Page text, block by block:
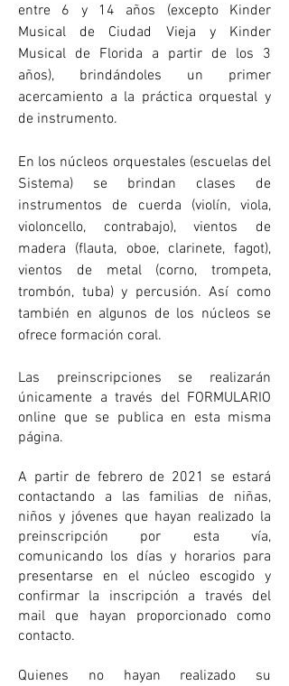
entre 6 y 14 años (excepto Kinder
Musical de Ciudad Vieja y Kinder
Musical de Florida a partir de los 3
años), brindándoles un primer
acercamiento a la práctica orquestal y
de instrumento.
En los núcleos orquestales (escuelas del
Sistema) se brindan clases de
instrumentos de cuerda (violín, viola,
violoncello, contrabajo), vientos de
madera (flauta, oboe, clarinete, fagot),
vientos de metal (corno, trompeta,
trombón, tuba) y percusión. Así como
también en algunos de los núcleos se
ofrece formación coral.
Las preinscripciones se realizarán
únicamente a través del FORMULARIO
online que se publica en esta misma
página.
A partir de febrero de 2021 se estará
contactando a las familias de niñas,
niños y jóvenes que hayan realizado la
preinscripción por esta vía,
comunicando los días y horarios para
presentarse en el núcleo escogido y
confirmar la inscripción a través del
mail que hayan proporcionado como
contacto.
Quienes no hayan realizado su